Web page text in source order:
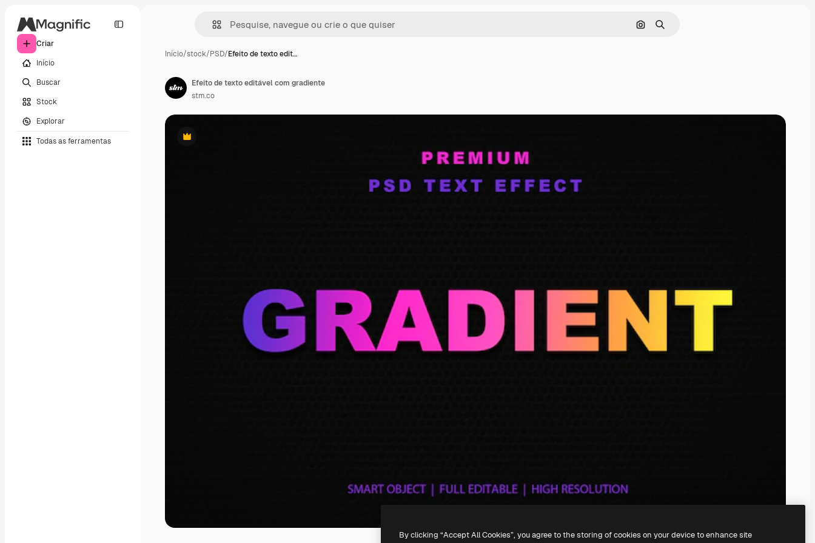
Criar
Início
Buscar
Stock
Explorar
Todas as ferramentas
Pesquisar por imagem
Buscar
Início/stock/PSD/Efeito de texto edit…
Premium
Efeito de texto editável com gradiente
stm.co
By clicking “Accept All Cookies”, you agree to the storing of cookies on your device to enhance site